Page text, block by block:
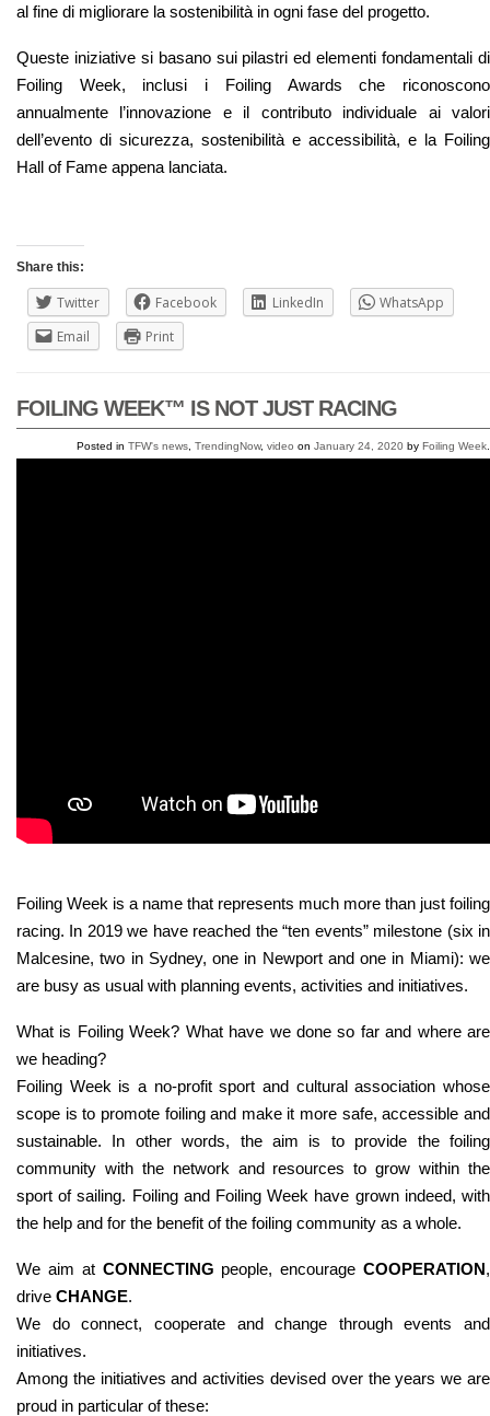
al fine di migliorare la sostenibilità in ogni fase del progetto.
Queste iniziative si basano sui pilastri ed elementi fondamentali di
Foiling Week, inclusi i Foiling Awards che riconoscono
annualmente l’innovazione e il contributo individuale ai valori
dell’evento di sicurezza, sostenibilità e accessibilità, e la Foiling
Hall of Fame appena lanciata.
Share this:
Twitter Facebook LinkedIn
WhatsApp
Email
Print
FOILING WEEK™ IS NOT JUST RACING
Posted in TFW's news, TrendingNow, video on January 24, 2020 by Foiling Week.
Foiling Week is a name that represents much more than just foiling
racing. In 2019 we have reached the “ten events” milestone (six in
Malcesine, two in Sydney, one in Newport and one in Miami): we
are busy as usual with planning events, activities and initiatives.
What is Foiling Week? What have we done so far and where are
we heading?
Foiling Week is a no-profit sport and cultural association whose
scope is to promote foiling and make it more safe, accessible and
sustainable. In other words, the aim is to provide the foiling
community with the network and resources to grow within the
sport of sailing. Foiling and Foiling Week have grown indeed, with
the help and for the benefit of the foiling community as a whole.
We aim at CONNECTING people, encourage COOPERATION,
drive CHANGE.
We do connect, cooperate and change through events and
initiatives.
Among the initiatives and activities devised over the years we are
proud in particular of these: